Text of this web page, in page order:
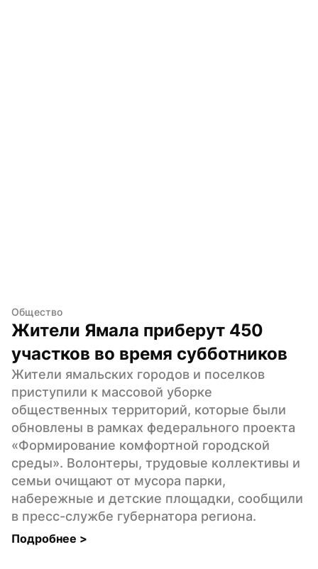
Общество
Жители Ямала приберут 450
участков во время субботников
Жители ямальских городов и поселков
приступили к массовой уборке
общественных территорий, которые были
обновлены в рамках федерального проекта
«Формирование комфортной городской
среды». Волонтеры, трудовые коллективы и
семьи очищают от мусора парки,
набережные и детские площадки, сообщили
в пресс-службе губернатора региона.
Подробнее >